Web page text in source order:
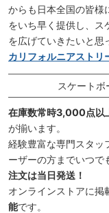
からも日本全国の皆様
をいち早く提供し、ス
を広げていきたいと思
カリフォルニアストリ
スケートボ
在庫数常時3,000点以
が揃います。
経験豊富な専門スタッ
ーザーの方までいつで
注文は当日発送！
オンラインストアに掲
能です。